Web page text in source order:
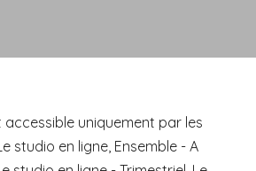
uniquement par les
studio en ligne, Ensemble - A